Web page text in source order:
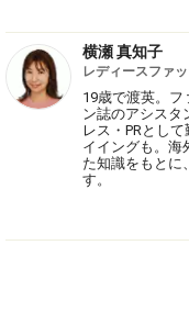
横瀬 真知子
レディースファ
19歳で渡英。フ
ン誌のアシスタ
レス・PRとし
イイングも。海
た知識をもとに
す。